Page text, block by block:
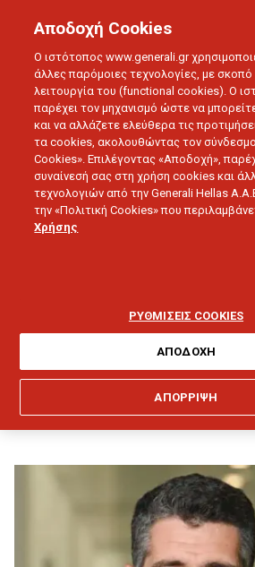
BLOG
ΣΥΝΕΝΤΕΥΞΕΙΣ
Η GENERALI ΑΠΟ ΤΟΥΣ ΠΡΩΤΟΥΣ
WELLBEING ΣΤΙΣ ΟΜΑΔΙΚΕΣ ΑΣΦΑΛΙΣΕΙΣ
22.04.2025 - 5 λεπτά
πρώτους
το wellbeing
Ομαδικές
Αποδοχή Cookies
Ο ιστότοπος www.generali.gr
άλλες παρόμοιες τεχνολογίες, με
λειτουργία του (functional cookies). Ο
παρέχει τον μηχανισμό ώστε να
και να αλλάζετε ελεύθερα τις
τα cookies, ακολουθώντας τον σύνδεσμο
Cookies». Επιλέγοντας «Αποδοχή»,
συναίνεσή σας στη χρήση cookies και
τεχνολογιών από την Generali Hellas
την «Πολιτική Cookies» που
Χρήσης
ΡΥΘΜΙΣΕΙΣ COOKIES
ΑΠΟΡΡΙΨΗ
ΑΠΟΔΟΧΗ